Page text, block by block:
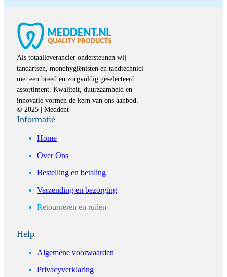
Als totaalleverancier ondersteunen wij
tandartsen, mondhygiënisten en tandtechnici
met een breed en zorgvuldig geselecteerd
assortiment. Kwaliteit, duurzaamheid en
innovatie vormen de kern van ons aanbod.
© 2025 | Meddent
Informatie
Home
Over Ons
Bestelling en betaling
Verzending en bezorging
Retourneren en ruilen
Help
Algemene voorwaarden
Privacyverklaring